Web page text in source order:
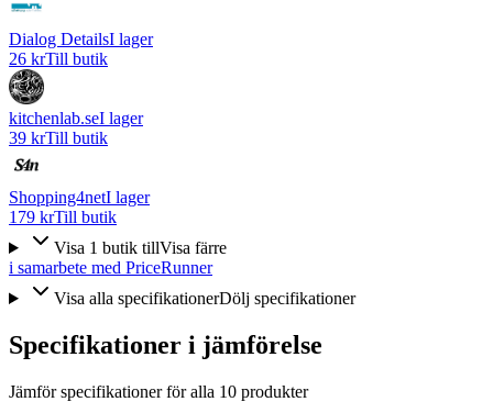
Dialog DetailsI lager
26 krTill butik
kitchenlab.seI lager
39 krTill butik
Shopping4netI lager
179 krTill butik
Visa 1 butik tillVisa färre
i samarbete med PriceRunner
Visa alla specifikationerDölj specifikationer
Specifikationer i jämförelse
Jämför specifikationer för alla 10 produkter